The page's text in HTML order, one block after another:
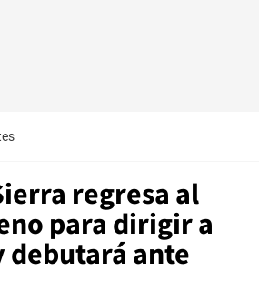
regresa al
para dirigir a
debutará ante